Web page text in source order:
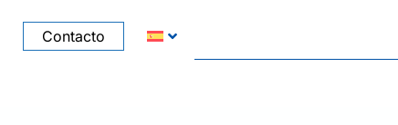
Contacto